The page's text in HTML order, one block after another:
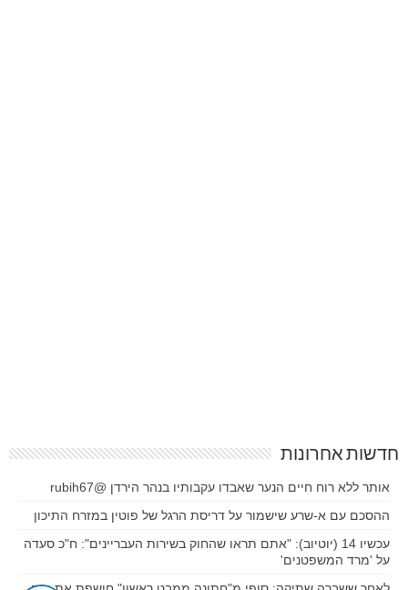
חדשות אחרונות
אותר ללא רוח חיים הנער שאבדו עקבותיו בנהר הירדן @rubih67
ההסכם עם א-שרע שישמור על דריסת הרגל של פוטין במזרח התיכון
עכשיו 14 (יוטיוב): "אתם תראו שהחוק בשירות העבריינים": ח"כ סעדה
על 'מרד המשפטנים'